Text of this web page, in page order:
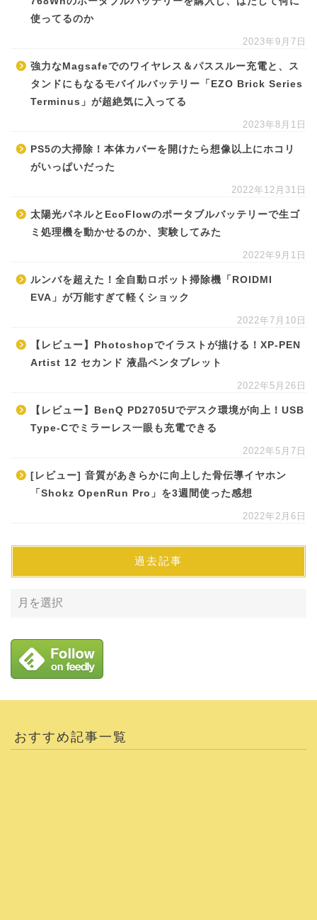
使ってるのか
2023年9月7日
強力なMagsafeでのワイヤレス＆パススルー充電と、ス
タンドにもなるモバイルバッテリー「EZO Brick Series
Terminus」が超絶気に入ってる
2023年8月1日
PS5の大掃除！本体カバーを開けたら想像以上にホコリ
がいっぱいだった
2022年12月31日
太陽光パネルとEcoFlowのポータブルバッテリーで生ゴ
ミ処理機を動かせるのか、実験してみた
2022年9月1日
ルンバを超えた！全自動ロボット掃除機「ROIDMI
EVA」が万能すぎて軽くショック
2022年7月10日
【レビュー】Photoshopでイラストが描ける！XP-PEN
Artist 12 セカンド 液晶ペンタブレット
2022年5月26日
【レビュー】BenQ PD2705Uでデスク環境が向上！USB
Type-Cでミラーレス一眼も充電できる
2022年5月7日
[レビュー] 音質があきらかに向上した骨伝導イヤホン
「Shokz OpenRun Pro」を3週間使った感想
2022年2月6日
過去記事
おすすめ記事一覧